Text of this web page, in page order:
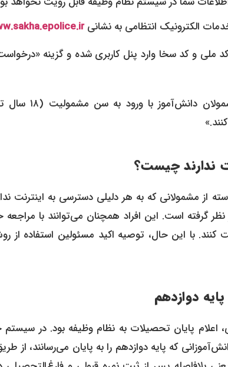
الکترونیک انتظامی به نشانی
کد ملی و کد سخا وارد پنل کاربری شده و گزینه
با ورود به سن مشمولیت (۱۸ سال تمام) می‌بایست شخصاً برای
ندارند چیست؟
از مشمولانی که به هر دلیلی دسترسی به اینترنت
گرفته است. این افراد همچنان می‌توانند با
را ثبت کنند. با این حال، توصیه اکید مسئولین
دوازدهم
پایان تحصیلات به نظام وظیفه بود. در
که پایه دوازدهم را به پایان می‌رسانند،